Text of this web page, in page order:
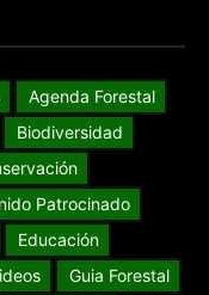
Agenda Forestal
Biodiversidad
Patrocinado
Educación
Guia Forestal